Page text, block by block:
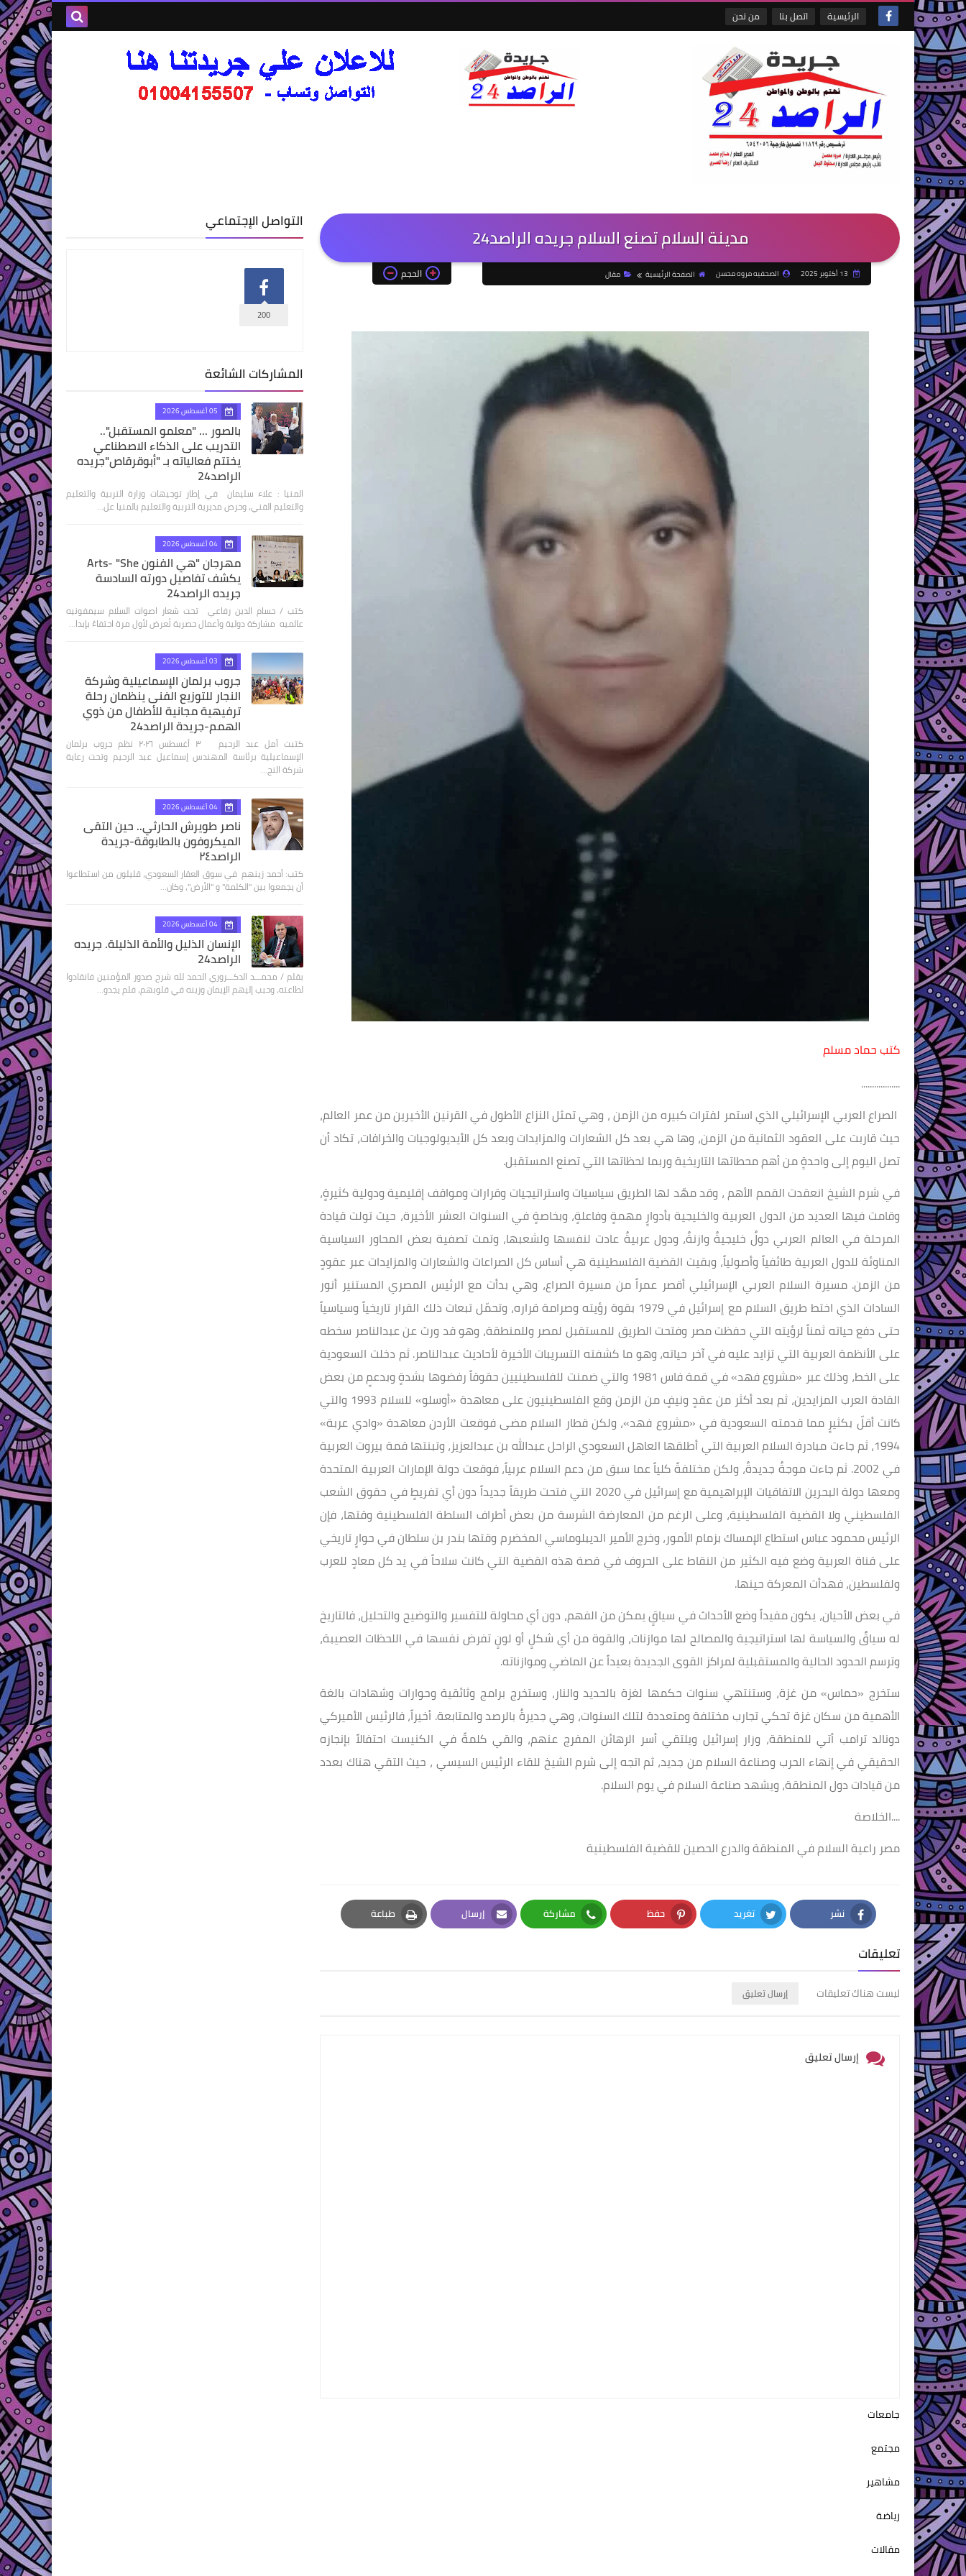
الرئيسية اتصل بنا من نحن
مدينة السلام تصنع السلام جريده الراصد24
الصحفيه مروه محسن الصفحة الرئيسية مقال الحجم
كتب حماد مسلم
..................
الصراع العربي الإسرائيلي الذي استمر لفترات كبيره من الزمن ، وهي تمثل النزاع الأطول في القرنين الأخيرين من عمر العالم،
حيث قاربت على العقود الثمانية من الزمن، وها هي بعد كل الشعارات والمزايدات وبعد كل الأيديولوجيات والخرافات، تكاد أن
تصل اليوم إلى واحدةٍ من أهم محطاتها التاريخية وربما لحظاتها التي تصنع المستقبل.
في شرم الشيخ انعقدت القمم الأهم ، وقد مهّد لها الطريق سياسيات واستراتيجيات وقرارات ومواقف إقليمية ودولية كثيرةٍ،
وقامت فيها العديد من الدول العربية والخليجية بأدوارٍ مهمةٍ وفاعلةٍ، وبخاصةٍ في السنوات العشر الأخيرة، حيث تولت قيادة
المرحلة في العالم العربي دولٌ خليجيةٌ وازنةٌ، ودول عربيةٌ عادت لنفسها ولشعبها، وتمت تصفية بعض المحاور السياسية
المناوئة للدول العربية طائفياً وأصولياً، وبقيت القضية الفلسطينية هي أساس كل الصراعات والشعارات والمزايدات عبر عقودٍ
من الزمن. مسيرة السلام العربي الإسرائيلي أقصر عمراً من مسيرة الصراع، وهي بدأت مع الرئيس المصري المستنير أنور
السادات الذي اختط طريق السلام مع إسرائيل في 1979 بقوة رؤيته وصرامة قراره، وتحمّل تبعات ذلك القرار تاريخياً وسياسياً
حتى دفع حياته ثمناً لرؤيته التي حفظت مصر وفتحت الطريق للمستقبل لمصر وللمنطقة، وهو قد ورث عن عبدالناصر سخطه
على الأنظمة العربية التي تزايد عليه في آخر حياته، وهو ما كشفته التسريبات الأخيرة لأحاديث عبدالناصر. ثم دخلت السعودية
على الخط، وذلك عبر «مشروع فهد» في قمة فاس 1981 والتي ضمنت للفلسطينيين حقوقاً رفضوها بشدةٍ وبدعمٍ من بعض
القادة العرب المزايدين، ثم بعد أكثر من عقدٍ ونيفٍ من الزمن وقع الفلسطينيون على معاهدة «أوسلو» للسلام 1993 والتي
كانت أقلّ بكثيرٍ مما قدمته السعودية في «مشروع فهد»، ولكن قطار السلام مضى فوقعت الأردن معاهدة «وادي عربة»
1994، ثم جاءت مبادرة السلام العربية التي أطلقها العاهل السعودي الراحل عبدالله بن عبدالعزيز، وتبنتها قمة بيروت العربية
في 2002. ثم جاءت موجةٌ جديدةٌ، ولكن مختلفةً كلياً عما سبق من دعم السلام عربياً، فوقعت دولة الإمارات العربية المتحدة
ومعها دولة البحرين الاتفاقيات الإبراهيمية مع إسرائيل في 2020 التي فتحت طريقاً جديداً دون أي تفريطٍ في حقوق الشعب
الفلسطيني ولا القضية الفلسطينية، وعلى الرغم من المعارضة الشرسة من بعض أطراف السلطة الفلسطينية وقتها، فإن
الرئيس محمود عباس استطاع الإمساك بزمام الأمور، وخرج الأمير الديبلوماسي المخضرم وقتها بندر بن سلطان في حوارٍ تاريخي
على قناة العربية وضع فيه الكثير من النقاط على الحروف في قصة هذه القضية التي كانت سلاحاً في يد كل معادٍ للعرب
ولفلسطين، فهدأت المعركة حينها.
في بعض الأحيان، يكون مفيداً وضع الأحداث في سياقٍ يمكن من الفهم، دون أي محاولة للتفسير والتوضيح والتحليل، فالتاريخ
له سياقٌ والسياسة لها استراتيجية والمصالح لها موازنات، والقوة من أي شكلٍ أو لونٍ تفرض نفسها في اللحظات العصيبة،
وترسم الحدود الحالية والمستقبلية لمراكز القوى الجديدة بعيداً عن الماضي وموازناته.
ستخرج «حماس» من غزة، وستنتهي سنوات حكمها لغزة بالحديد والنار، وستخرج برامج وثائقية وحوارات وشهادات بالغة
الأهمية من سكان غزة تحكي تجارب مختلفة ومتعددة لتلك السنوات، وهي جديرةٌ بالرصد والمتابعة. أخيراً، فالرئيس الأميركي
دونالد ترامب أتي للمنطقة، وزار إسرائيل ويلتقي أسر الرهائن المفرج عنهم، والقي كلمةً في الكنيست احتفالاً بإنجازه
الحقيقي في إنهاء الحرب وصناعة السلام من جديد، ثم اتجه إلى شرم الشيخ للقاء الرئيس السيسي ، حيث التقي هناك بعدد
من قيادات دول المنطقة، ويشهد صناعة السلام في يوم السلام.
....الخلاصة
مصر راعية السلام في المنطقة والدرع الحصين للقضية الفلسطينية
نشر
Facebook
تغريد
Twitter
حفظ
Pinterest
مشاركة
Whatsapp
إرسال
Email
طباعة
Print
تعليقات
ليست هناك تعليقات إرسال تعليق
إرسال تعليق
جامعات
مجتمع
مشاهير
رياضة
مقالات
التواصل الإجتماعي
200
المشاركات الشائعة
05 أغسطس 2026
بالصور ... "معلمو المستقبل"..
التدريب على الذكاء الاصطناعي
يختتم فعالياته بـ "أبوقرقاص"جريده
الراصد24
المنيا : علاء سليمان في إطار توجيهات وزارة التربية والتعليم
والتعليم الفني، وحرص مديرية التربية والتعليم بالمنيا عل…
04 أغسطس 2026
مهرجان "هي الفنون Arts- "She
يكشف تفاصيل دورته السادسة
جريده الراصد24
كتب / حسام الدين رفاعي تحت شعار اصوات السلام سيمفونيه
عالميه مشاركة دولية وأعمال حصرية تُعرض لأول مرة احتفاءً بإبدا…
03 أغسطس 2026
جروب برلمان الإسماعيلية وشركة
النجار للتوزيع الفنى ينظمان رحلة
ترفيهية مجانية للأطفال من ذوي
الهمم-جريدة الراصد24
كتبت أمل عبد الرحيم ٣ أغسطس ٢٠٢٦ نظم جروب برلمان
الإسماعيلية برئاسة المهندس إسماعيل عبد الرحيم وتحت رعاية
شركة النج…
04 أغسطس 2026
ناصر طويرش الحارثي.. حين التقى
الميكروفون بالطابوقة-جريدة
الراصد٢٤
كتب: أحمد زينهم في سوق العقار السعودي، قليلون من استطاعوا
أن يجمعوا بين "الكلمة" و "الأرض"، وكان…
04 أغسطس 2026
الإنسان الذليل والأمة الذليلة. جريده
الراصد24
بقلم / محمـــد الدكـــروري الحمد لله شرح صدور المؤمنين فانقادوا
لطاعته، وحبب إليهم الإيمان وزينه في قلوبهم، فلم يجدو…